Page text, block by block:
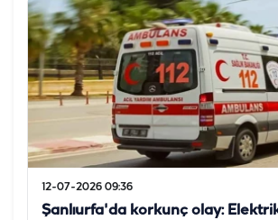
12-07-2026 09:36
Şanlıurfa'da korkunç olay: Elektrik